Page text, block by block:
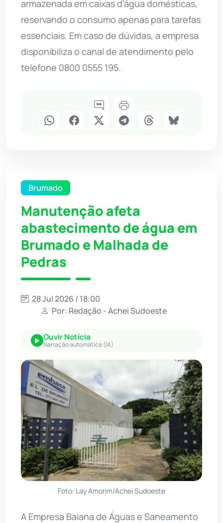
armazenada em caixas d'água domésticas,
reservando o consumo apenas para tarefas
essenciais. Em caso de dúvidas, a empresa
disponibiliza o canal de atendimento pelo
telefone 0800 0555 195.
Brumado
Manutenção afeta
abastecimento de água em
Brumado e Malhada de
Pedras
28 Jul 2026 / 18:00
Por: Redação - Achei Sudoeste
Ouvir Notícia
Narração automática (IA)
Foto: Lay Amorim/Achei Sudoeste
A Empresa Baiana de Águas e Saneamento